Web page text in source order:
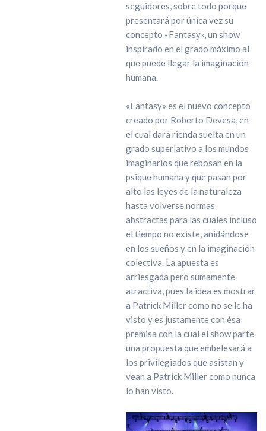
seguidores, sobre todo porque
presentará por única vez su
concepto «Fantasy», un show
inspirado en el grado máximo al
que puede llegar la imaginación
humana.
«Fantasy» es el nuevo concepto
creado por Roberto Devesa, en
el cual dará rienda suelta en un
grado superlativo a los mundos
imaginarios que rebosan en la
psique humana y que pasan por
alto las leyes de la naturaleza
hasta volverse normas
abstractas para las cuales incluso
el tiempo no existe, anidándose
en los sueños y en la imaginación
colectiva. La apuesta es
arriesgada pero sumamente
atractiva, pues la idea es mostrar
a Patrick Miller como no se le ha
visto y es justamente con ésa
premisa con la cual el show parte
una propuesta que embelesará a
los privilegiados que asistan y
vean a Patrick Miller como nunca
lo han visto.